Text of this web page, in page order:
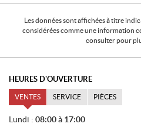
Les données sont affichées à titre
considérées comme une information
consulter pour
HEURES D'OUVERTURE
VENTES SERVICE PIÈCES
V
Lundi : 08:00 à 17:00